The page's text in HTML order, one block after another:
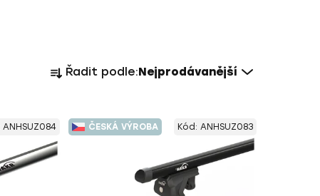
a
n
í
Řadit podle:Nejprodávanější
ANHSUZ084 ČESKÁ VÝROBA Kód: ANHSUZ083